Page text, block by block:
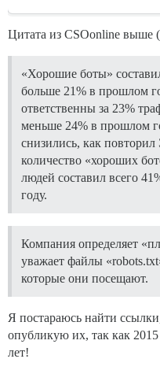
Цитата из CSOonline выше
«Хорошие боты»
больше 21% в прошлом
ответственны за 23%
меньше 24% в прошлом
снизились, как
количество «хороших
людей составил всего
году.
Компания определяет
уважает файлы
которые они посещают.
Я постараюсь найти
опубликую их, так как
лет!